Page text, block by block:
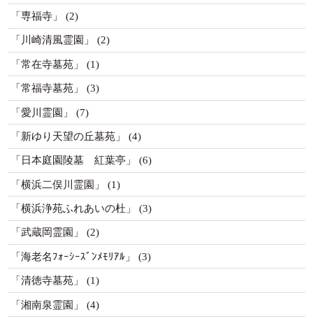
「専福寺」 (2)
「川崎清風霊園」 (2)
「常在寺墓苑」 (1)
「常福寺墓苑」 (3)
「愛川霊園」 (7)
「新ゆり天望の丘墓苑」 (4)
「日本庭園陵墓 紅葉亭」 (6)
「横浜二俣川霊園」 (1)
「横浜浄苑ふれあいの杜」 (3)
「武蔵岡霊園」 (2)
「海老名ﾌｫｰｼｰｽﾞﾝﾒﾓﾘｱﾙ」 (3)
「清徳寺墓苑」 (1)
「湘南泉霊園」 (4)